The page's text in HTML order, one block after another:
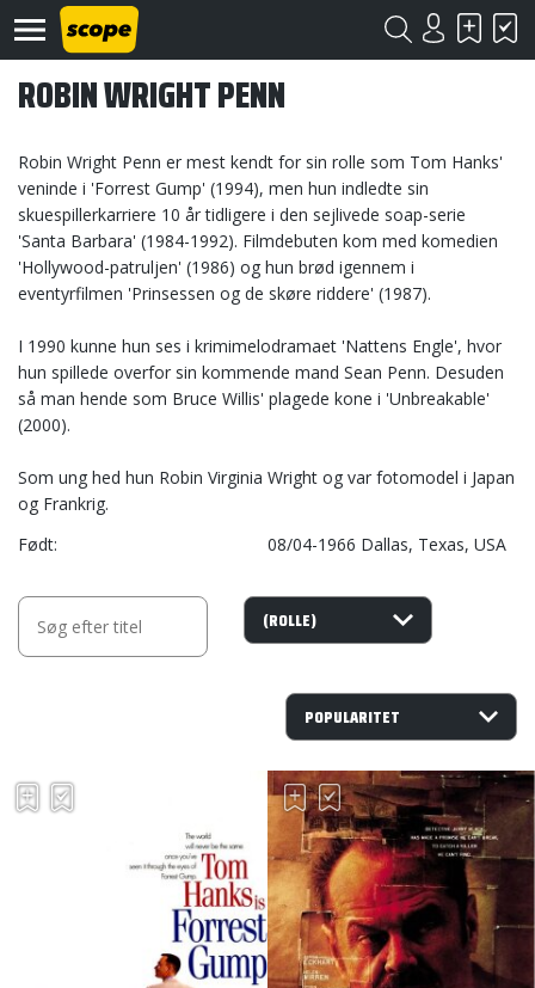
Om
Scope
Kontakt
©
ROBIN WRIGHT PENN
Robin Wright Penn er mest kendt for sin rolle som Tom Hanks'
veninde i 'Forrest Gump' (1994), men hun indledte sin
skuespillerkarriere 10 år tidligere i den sejlivede soap-serie
'Santa Barbara' (1984-1992). Filmdebuten kom med komedien
'Hollywood-patruljen' (1986) og hun brød igennem i
eventyrfilmen 'Prinsessen og de skøre riddere' (1987).
I 1990 kunne hun ses i krimimelodramaet 'Nattens Engle', hvor
hun spillede overfor sin kommende mand Sean Penn. Desuden
så man hende som Bruce Willis' plagede kone i 'Unbreakable'
(2000).
Som ung hed hun Robin Virginia Wright og var fotomodel i Japan
og Frankrig.
Født
08/04-1966 Dallas, Texas, USA